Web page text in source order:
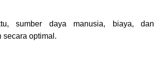
sumber daya manusia, biaya, dan
secara optimal.